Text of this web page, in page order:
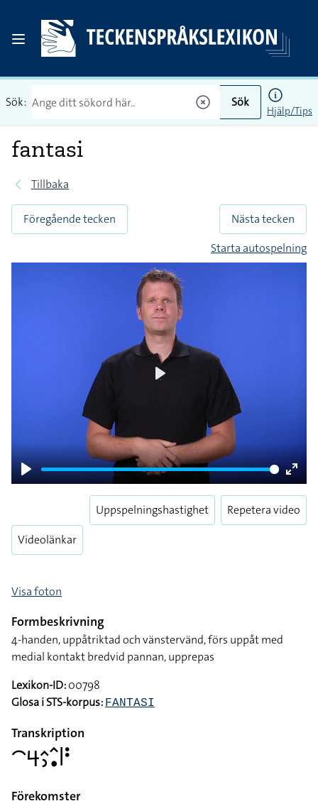
Sök: Sök
Hjälp/Tips
fantasi
Tillbaka
Föregående tecken
Nästa tecken
Starta autospelning
Play
Enter
Videolänkar
Uppspelningshastighet Repetera video
Visa foton
Formbeskrivning
4-handen, uppåtriktad och vänstervänd, förs uppåt med
medial kontakt bredvid pannan, upprepas
Lexikon-ID:00798
Glosa i STS-korpus: FANTASI
Transkription
􌤃􌦪􌤵􌤶􌥦􌥡􌥼􌥻
Förekomster